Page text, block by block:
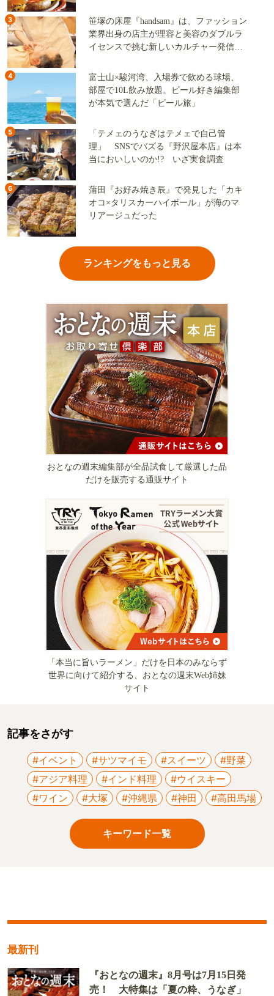
3
笹塚の床屋『handsam』は、ファッション
業界出身の店主が理容と美容のダブルラ
イセンスで挑む新しいカルチャー発信基
4
富士山×駿河湾、入場券で飲める球場、
部屋で10L飲み放題。ビール好き編集部
が本気で選んだ「ビール旅」
5
「テメェのうなぎはテメェで自己管
理」 SNSでバズる『野沢屋本店』は本
当においしいのか!? いざ実食調査
6
蒲田『お好み焼き辰』で発見した「カキ
オコ×タリスカーハイボール」が海のマ
リアージュだった
ランキングをもっと見る
おとなの週末編集部が全品試食して厳選した品
だけを販売する通販サイト
「本当に旨いラーメン」だけを日本のみならず
世界に向けて紹介する、おとなの週末Web姉妹
サイト
記事をさがす
#イベント #サツマイモ #スイーツ
#野菜
#アジア料理
#インド料理
#ウイスキー
#ワイン
#大塚 #沖縄県 #神田 #高田馬場
キーワード一覧
最新刊
『おとなの週末』8月号は7月15日発
売！ 大特集は「夏の粋、うなぎ」